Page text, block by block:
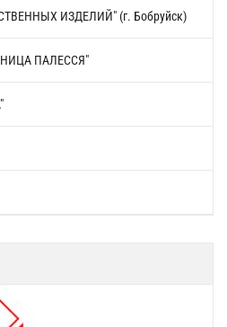
ИЗДЕЛИЙ" (г. Бобруйск)
ПАЛЕССЯ"